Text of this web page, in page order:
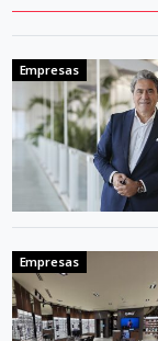
Empresas
Empresas